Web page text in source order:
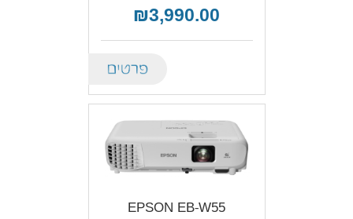
₪3,990.00
EPSON EB-W55